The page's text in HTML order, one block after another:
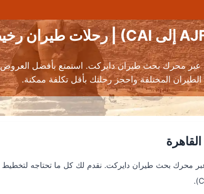
محرك بحث طيران دايركت. استمتع بأفضل العروض
محرك بحث طيران دايركت. نقدم لك كل ما تحتاجه لتخطيط